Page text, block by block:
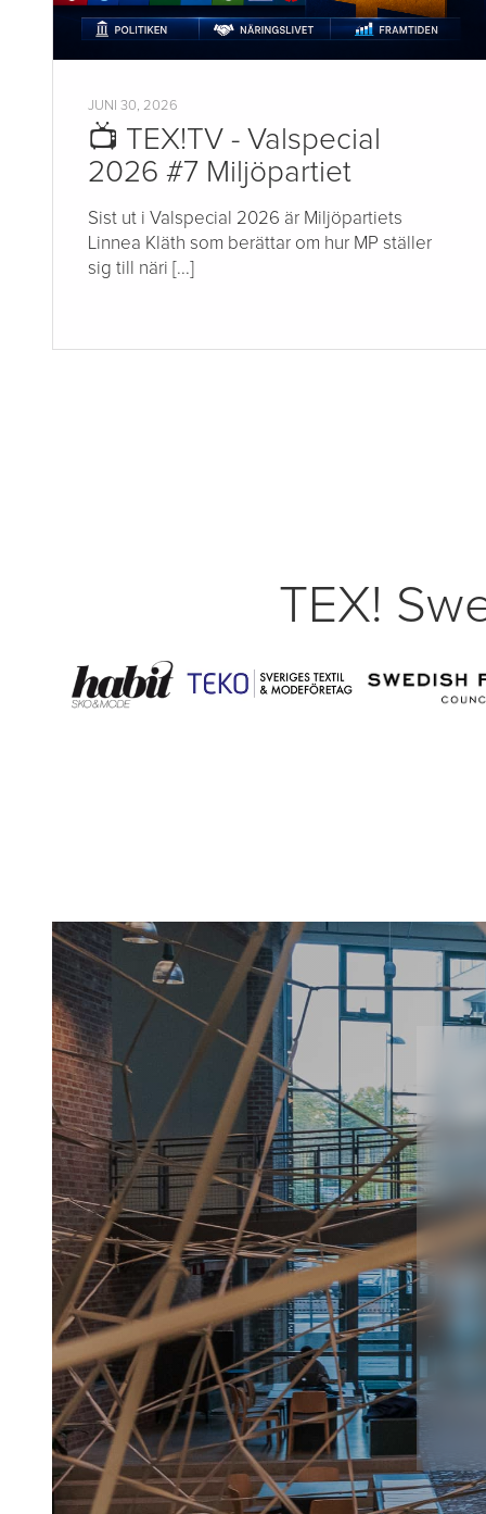
JUNI 30, 2026
📺 TEX!TV - Valspecial
2026 #7 Miljöpartiet
Sist ut i Valspecial 2026 är Miljöpartiets
Linnea Kläth som berättar om hur MP ställer
sig till näri [...]
TEX!